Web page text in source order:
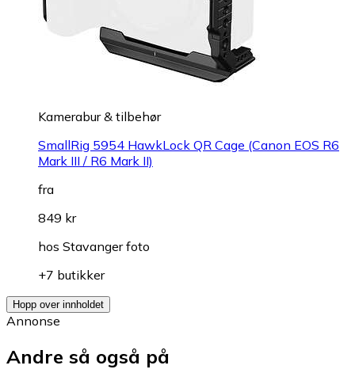
Kamerabur & tilbehør
SmallRig 5954 HawkLock QR Cage (Canon EOS R6
Mark III / R6 Mark II)
fra
849 kr
hos Stavanger foto
+7 butikker
Hopp over innholdet
Annonse
Andre så også på